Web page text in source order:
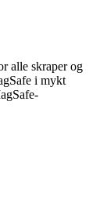
alle skraper og
i mykt